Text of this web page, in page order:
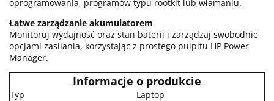
oprogramowania, programów typu rootkit lub włamaniu.
Łatwe zarządzanie akumulatorem
Monitoruj wydajność oraz stan baterii i zarządzaj swobodnie
opcjami zasilania, korzystając z prostego pulpitu HP Power
Manager.
Informacje o produkcie
Typ Laptop